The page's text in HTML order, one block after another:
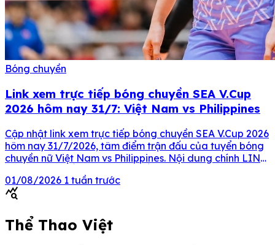
Bóng chuyền
Link xem trực tiếp bóng chuyền SEA V.Cup
2026 hôm nay 31/7: Việt Nam vs Philippines
Cập nhật link xem trực tiếp bóng chuyền SEA V.Cup 2026
hôm nay 31/7/2026, tâm điểm trận đấu của tuyển bóng
chuyền nữ Việt Nam vs Philippines. Nội dung chính LINK
XEM TRỰC TIẾP BÓNG CHUYỀN HÔM NAY 31/7 Thời
gian Trận đấu Giải đấu Kênh […]
01/08/2026 1 tuần trước
query_stats
Thể Thao Việt